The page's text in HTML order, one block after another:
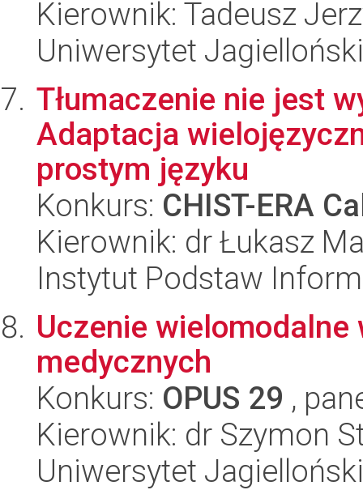
Kierownik: Tadeusz
Uniwersytet Jagielloński
Tłumaczenie nie jest
Adaptacja
prostym języku
Konkurs: CHIST-ERA
Kierownik: dr Łukasz
Instytut Podstaw
Uczenie wielomodalne
medycznych
Konkurs: OPUS 29 ,
Kierownik: dr Szymon
Uniwersytet Jagielloński